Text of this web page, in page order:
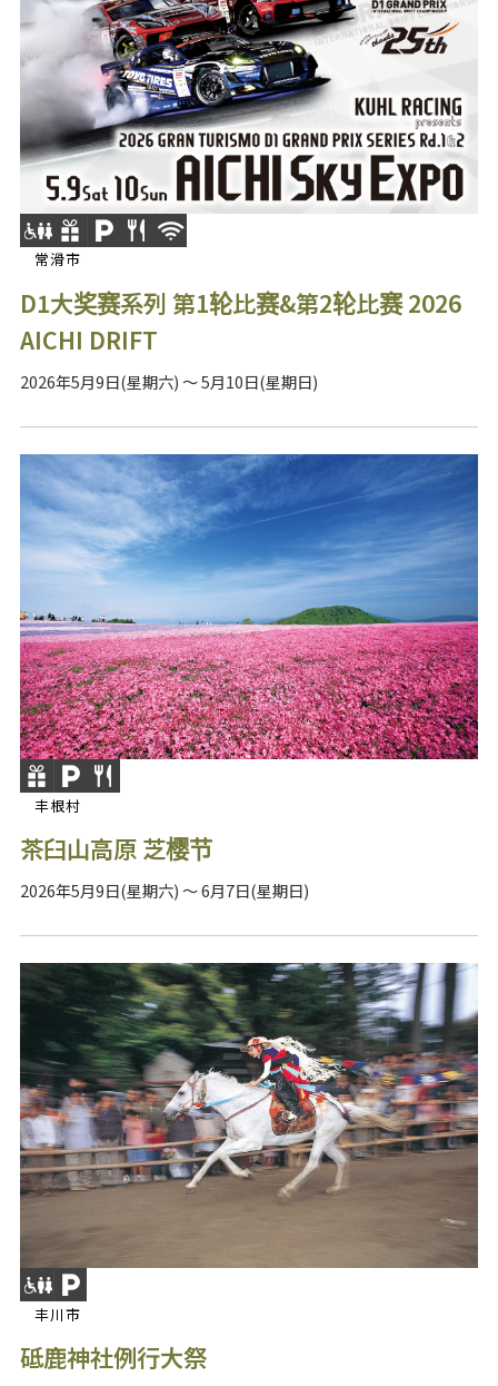
常滑市
D1大奖赛系列 第1轮比赛&第2轮比赛 2026
AICHI DRIFT
2026年5月9日(星期六) ～ 5月10日(星期日)
丰根村
茶臼山高原 芝樱节
2026年5月9日(星期六) ～ 6月7日(星期日)
丰川市
砥鹿神社例行大祭